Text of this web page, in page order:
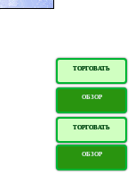
ТОРГОВАТЬ
ОБЗОР
ТОРГОВАТЬ
ОБЗОР